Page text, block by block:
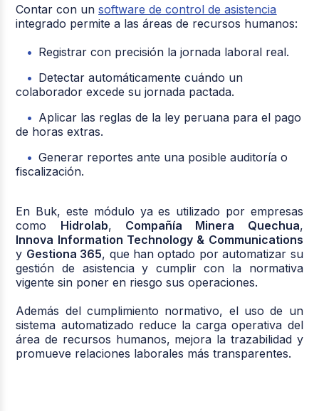
Contar con unsoftware de control de asistencia
integrado permite a las áreas de recursos humanos:
Registrar con precisión la jornada laboral real.
Detectar automáticamente cuándo un
colaborador excede su jornada pactada.
Aplicar las reglas de la ley peruana para el pago
de horas extras.
Generar reportes ante una posible auditoría o
fiscalización.
En Buk, este módulo ya es utilizado por empresas
como Hidrolab, Compañía Minera Quechua,
Innova Information Technology & Communications
y Gestiona 365, que han optado por automatizar su
gestión de asistencia y cumplir con la normativa
vigente sin poner en riesgo sus operaciones.
Además del cumplimiento normativo, el uso de un
sistema automatizado reduce la carga operativa del
área de recursos humanos, mejora la trazabilidad y
promueve relaciones laborales más transparentes.